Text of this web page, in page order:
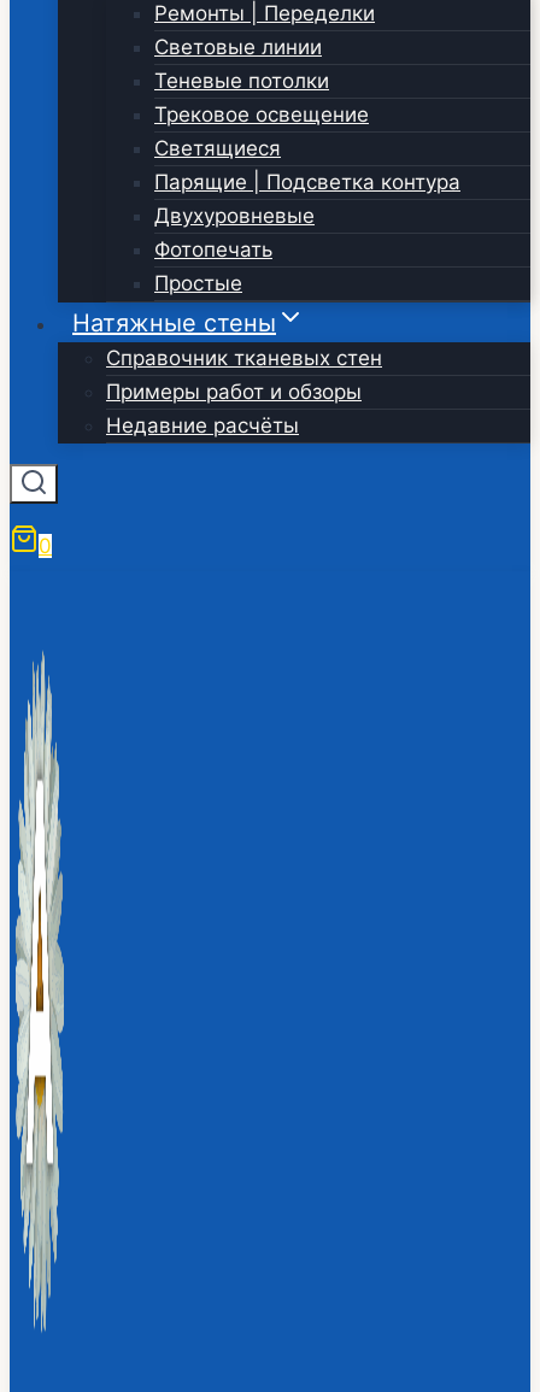
Ремонты | Переделки
Световые линии
Теневые потолки
Трековое освещение
Светящиеся
Парящие | Подсветка контура
Двухуровневые
Фотопечать
Простые
Натяжные стены
Справочник тканевых стен
Примеры работ и обзоры
Недавние расчёты
0